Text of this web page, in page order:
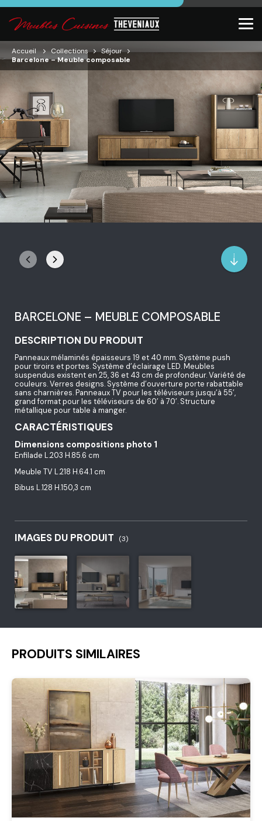
Accueil Collections
Séjour
Barcelone – Meuble composable
BARCELONE – MEUBLE COMPOSABLE
DESCRIPTION DU PRODUIT
Panneaux mélaminés épaisseurs 19 et 40 mm. Système push
pour tiroirs et portes. Système d’éclairage LED. Meubles
suspendus existent en 25, 36 et 43 cm de profondeur. Variété de
couleurs. Verres designs. Système d’ouverture porte rabattable
sans charnières. Panneaux TV pour les téléviseurs jusqu’à 55’,
grand format pour les téléviseurs de 60’ à 70’. Structure
métallique pour table à manger.
CARACTÉRISTIQUES
Dimensions compositions photo 1
Enfilade L.203 H.85.6 cm
Meuble TV L.218 H.64.1 cm
Bibus L.128 H.150,3 cm
IMAGES DU PRODUIT (3)
PRODUITS SIMILAIRES